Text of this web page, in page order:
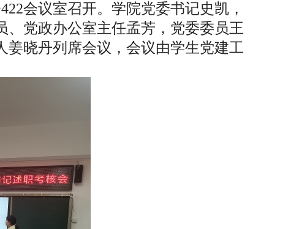
会议室召开。学院党委书记史凯，
党政办公室主任孟芳，党委委员王
晓丹列席会议，会议由学生党建工